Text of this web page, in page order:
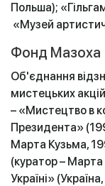
Польша);
«Музей
Фонд Мазоха
Об'єднання
мистецьких
– «Мистецтво в
Президента»
Марта Кузьма,
(куратор – Марта
Україні»